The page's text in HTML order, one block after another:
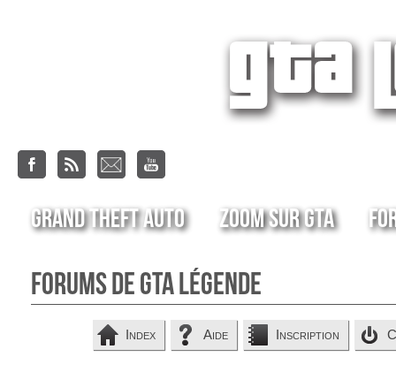
Grand Theft Auto Zoom sur GTA
Forums de GTA Légende
Index Aide Inscription